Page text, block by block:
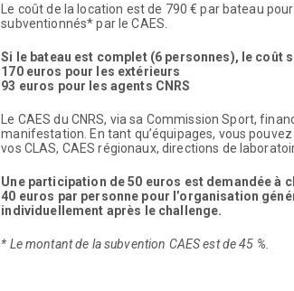
Le coût de la location est de 790 € par bateau
subventionnés* par le CAES.
Si le bateau est complet (6 personnes), le coût
170 euros pour les extérieurs
93 euros pour les agents CNRS
Le CAES du CNRS, via sa Commission Sport,
manifestation. En tant qu’équipages, vous
vos CLAS, CAES régionaux, directions de
Une participation de 50 euros est demandée à
40 euros par personne pour l’organisation
individuellement après le challenge.
* Le montant de la subvention CAES est de 45 %.